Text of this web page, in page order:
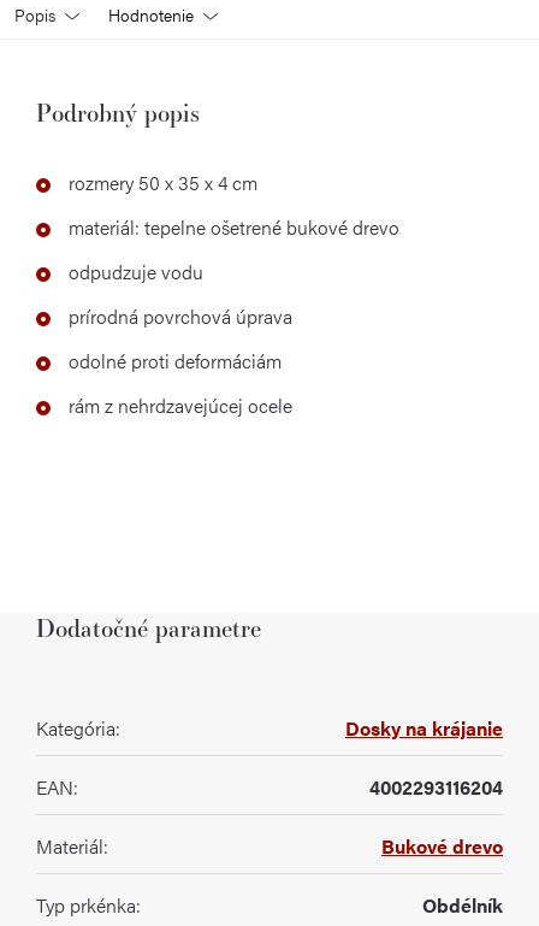
Popis Hodnotenie
Podrobný popis
rozmery 50 x 35 x 4 cm
materiál: tepelne ošetrené bukové drevo
odpudzuje vodu
prírodná povrchová úprava
odolné proti deformáciám
rám z nehrdzavejúcej ocele
Dodatočné parametre
Kategória: Dosky na krájanie
EAN: 4002293116204
Materiál: Bukové drevo
Typ prkénka: Obdélník